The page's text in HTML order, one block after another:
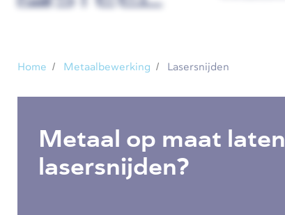
Home Metaalbewerking Lasersnijden
Metaal op maat laten
lasersnijden?